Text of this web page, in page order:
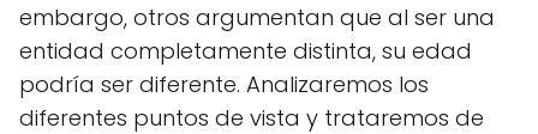
embargo, otros argumentan que al ser una
entidad completamente distinta, su edad
podría ser diferente. Analizaremos los
diferentes puntos de vista y trataremos de